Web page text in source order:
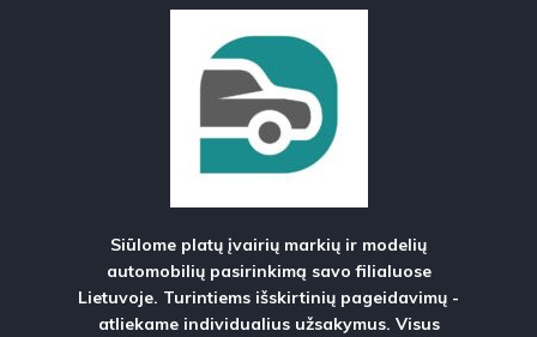
Siūlome platų įvairių markių ir modelių
automobilių pasirinkimą savo filialuose
Lietuvoje. Turintiems išskirtinių pageidavimų -
atliekame individualius užsakymus. Visus